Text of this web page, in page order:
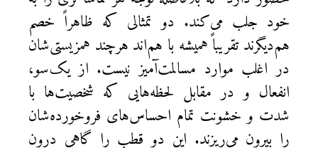
خود جلب می‌کند. دو تمثالی که ظاهراً خصم
هم‌دیگرند تقریباً همیشه با هم‌اند هرچند همزیستی‌شان
در اغلب موارد مسالمت‌آمیز نیست. از یک‌سو،
انفعال و در مقابل لحظه‌هایی که شخصیت‌ها با
شدت و خشونت تمام احساس‌های فروخورده‌شان
را بیرون می‌ریزند. این دو قطب را گاهی درون